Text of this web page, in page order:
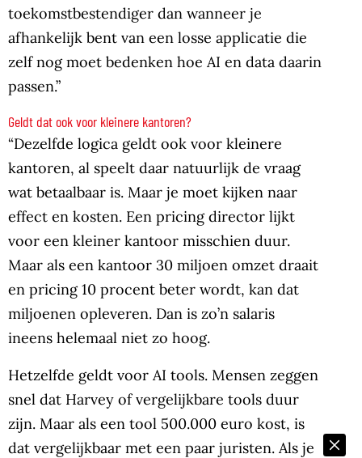
toekomstbestendiger dan wanneer je
afhankelijk bent van een losse applicatie die
zelf nog moet bedenken hoe AI en data daarin
passen.”
Geldt dat ook voor kleinere kantoren?
“Dezelfde logica geldt ook voor kleinere
kantoren, al speelt daar natuurlijk de vraag
wat betaalbaar is. Maar je moet kijken naar
effect en kosten. Een pricing director lijkt
voor een kleiner kantoor misschien duur.
Maar als een kantoor 30 miljoen omzet draait
en pricing 10 procent beter wordt, kan dat
miljoenen opleveren. Dan is zo’n salaris
ineens helemaal niet zo hoog.
Hetzelfde geldt voor AI tools. Mensen zeggen
snel dat Harvey of vergelijkbare tools duur
zijn. Maar als een tool 500.000 euro kost, is
dat vergelijkbaar met een paar juristen. Als je